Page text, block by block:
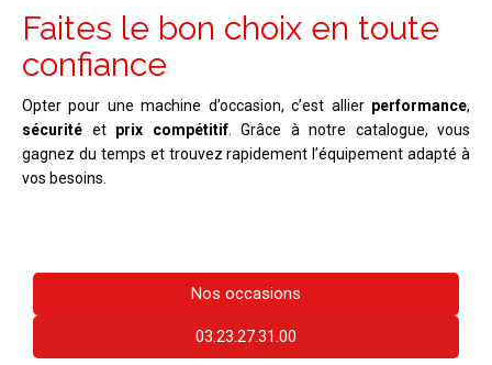
Faites le bon choix en toute
confiance
Opter pour une machine d’occasion, c’est allier performance,
sécurité et prix compétitif. Grâce à notre catalogue, vous
gagnez du temps et trouvez rapidement l’équipement adapté à
vos besoins.
Nos occasions
03.23.27.31.00